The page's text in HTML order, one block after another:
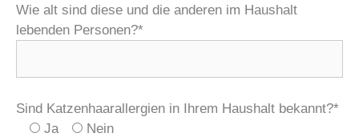
Wie alt sind diese und die anderen im Haushalt
lebenden Personen?*
Sind Katzenhaarallergien in Ihrem Haushalt bekannt?*
Ja
Nein